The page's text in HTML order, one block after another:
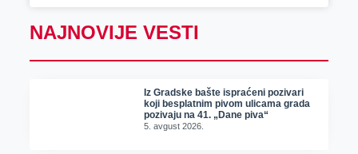
NAJNOVIJE VESTI
Iz Gradske bašte ispraćeni pozivari
koji besplatnim pivom ulicama grada
pozivaju na 41. „Dane piva“
5. avgust 2026.